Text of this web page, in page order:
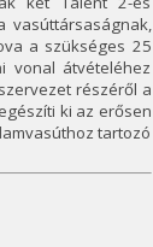
a szükséges 25
vonal átvételéhez
részéről a
ki az erősen
tartozó